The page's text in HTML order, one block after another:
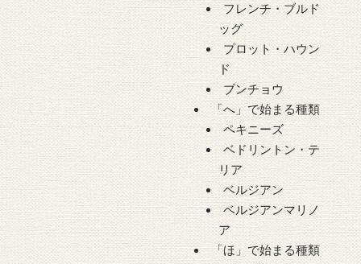
フレンチ・ブルド
ッグ
プロット・ハウン
ド
ブンチョウ
「へ」で始まる種類
ペキニーズ
ベドリントン・テ
リア
ベルジアン
ベルジアンマリノ
ア
「ほ」で始まる種類